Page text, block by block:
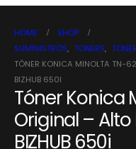
HOME
SHOP
SUMINISTROS, TONERS,
TÓNER KONICA MINOLTA TN-
BIZHUB 650I
Tóner Konica
Original –
BIZHUB 650i